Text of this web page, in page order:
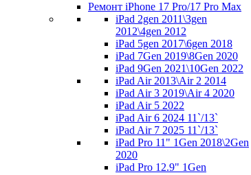
Ремонт iPhone 17 Pro/17 Pro Max
iPad 2gen 2011\3gen
2012\4gen 2012
iPad 5gen 2017\6gen 2018
iPad 7Gen 2019\8Gen 2020
iPad 9Gen 2021\10Gen 2022
iPad Air 2013\Air 2 2014
iPad Air 3 2019\Air 4 2020
iPad Air 5 2022
iPad Air 6 2024 11`/13`
iPad Air 7 2025 11`/13`
iPad Pro 11" 1Gen 2018\2Gen
2020
iPad Pro 12.9" 1Gen